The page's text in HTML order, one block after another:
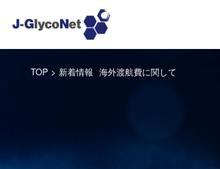
TOP > 新着情報 海外渡航費に関して